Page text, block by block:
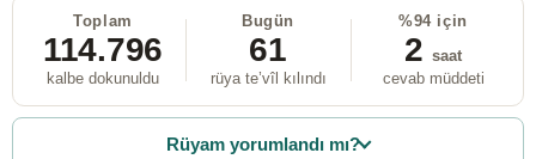
Toplam
114.796
kalbe dokunuldu
Bugün
61
rüya te’vîl kılındı
%94 için
2 saat
cevab müddeti
Rüyam yorumlandı mı?